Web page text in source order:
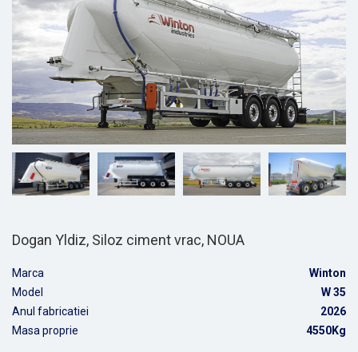
Dogan Yldiz, Siloz ciment vrac, NOUA
Marca
Winton
Model
W 35
Anul fabricatiei
2026
Masa proprie
4550Kg